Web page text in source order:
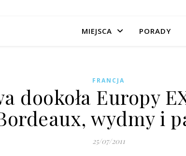
MIEJSCA PORADY
FRANCJA
dookoła Europy
wydmy i
25/07/2011